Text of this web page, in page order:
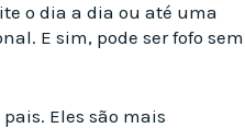
o dia a dia ou até uma
E sim, pode ser fofo sem
Eles são mais